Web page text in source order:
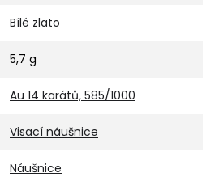
Bílé zlato
5,7 g
Au 14 karátů, 585/1000
Visací náušnice
Náušnice